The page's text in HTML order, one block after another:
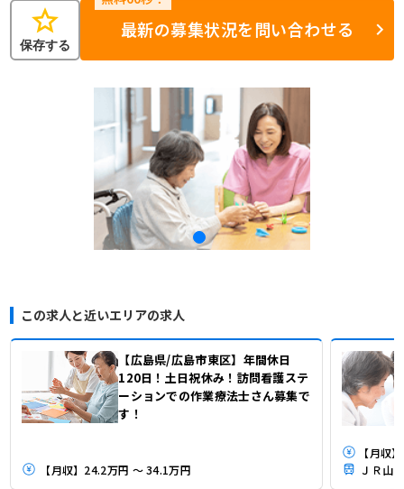
star
保存する
最新の募集状況を問い合わせる
この求人と近いエリアの求人
【広島県/広島市東区】年間休日
120日！土日祝休み！訪問看護ステ
ーションでの作業療法士さん募集で
す！
【月収】24.2万円 ～ 34.1万円 ＪＲ山